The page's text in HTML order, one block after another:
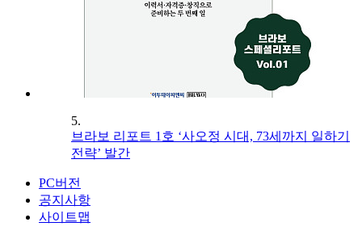
5.
브라보 리포트 1호 ‘사오정 시대, 73세까지 일하기
전략’ 발간
PC버전
공지사항
사이트맵